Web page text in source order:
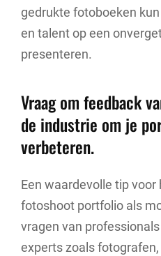
gedrukte fotoboeken
en talent op een
presenteren.
Vraag om feedback
de industrie om je
verbeteren.
Een waardevolle tip
fotoshoot portfolio als
vragen van
experts zoals